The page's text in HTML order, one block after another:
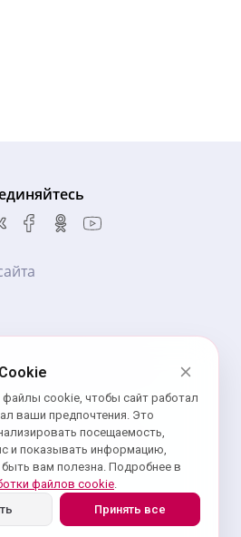
Европа», 5 этаж,
Минским
cookie, чтобы сайт работал
ваши предпочтения. Это
посещаемость,
и показывать информацию,
вам полезна. Подробнее в
файлов cookie.
Принять все